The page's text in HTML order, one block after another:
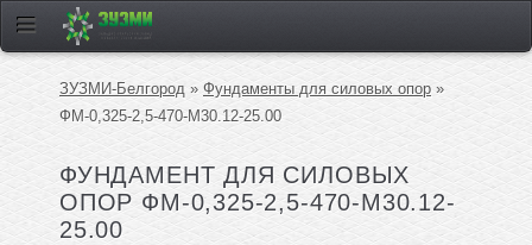
ЗУЗМИ-Белгород » Фундаменты для силовых опор »
ФМ-0,325-2,5-470-М30.12-25.00
ФУНДАМЕНТ ДЛЯ СИЛОВЫХ
ОПОР ФМ-0,325-2,5-470-М30.12-
25.00